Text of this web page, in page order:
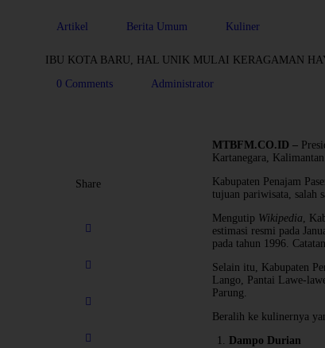
Artikel Berita Umum Kuliner
IBU KOTA BARU, HAL UNIK MULAI KERAGAMAN
0 Comments Administrator
Share
MTBFM.CO.ID –
Kartanegara,
Kabupaten Penajam
tujuan pariwisata, salah
Mengutip Wikipedia,
estimasi resmi pada
pada tahun 1996.
Selain itu, Kabupaten
Lango, Pantai Lawe-
Parung.
Beralih ke kulinernya
Dampo Durian